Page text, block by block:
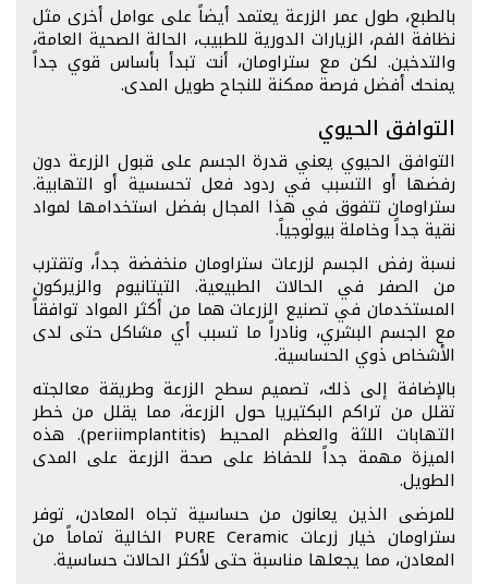
بالطبع، طول عمر الزرعة يعتمد أيضاً على عوامل أخرى مثل
نظافة الفم، الزيارات الدورية للطبيب، الحالة الصحية العامة،
والتدخين. لكن مع ستراومان، أنت تبدأ بأساس قوي جداً
يمنحك أفضل فرصة ممكنة للنجاح طويل المدى.
التوافق الحيوي
التوافق الحيوي يعني قدرة الجسم على قبول الزرعة دون
رفضها أو التسبب في ردود فعل تحسسية أو التهابية.
ستراومان تتفوق في هذا المجال بفضل استخدامها لمواد
نقية جداً وخاملة بيولوجياً.
نسبة رفض الجسم لزرعات ستراومان منخفضة جداً، وتقترب
من الصفر في الحالات الطبيعية. التيتانيوم والزيركون
المستخدمان في تصنيع الزرعات هما من أكثر المواد توافقاً
مع الجسم البشري، ونادراً ما تسبب أي مشاكل حتى لدى
الأشخاص ذوي الحساسية.
بالإضافة إلى ذلك، تصميم سطح الزرعة وطريقة معالجته
تقلل من تراكم البكتيريا حول الزرعة، مما يقلل من خطر
التهابات اللثة والعظم المحيط (periimplantitis). هذه
الميزة مهمة جداً للحفاظ على صحة الزرعة على المدى
الطويل.
للمرضى الذين يعانون من حساسية تجاه المعادن، توفر
ستراومان خيار زرعات PURE Ceramic الخالية تماماً من
المعادن، مما يجعلها مناسبة حتى لأكثر الحالات حساسية.